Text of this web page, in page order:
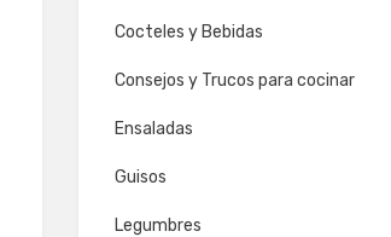
Cocteles y Bebidas
Consejos y Trucos para cocinar
Ensaladas
Guisos
Legumbres